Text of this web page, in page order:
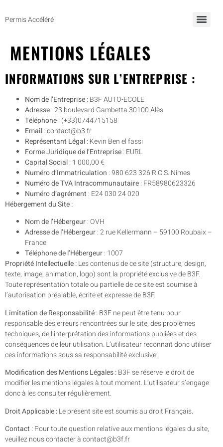
Permis Accéléré
MENTIONS LÉGALES
INFORMATIONS SUR L’ENTREPRISE :
Nom de l’Entreprise: B3F AUTO-ECOLE
Adresse: 23 boulevard Gambetta 30100 Alès
Téléphone: (+33)0744715158
Email: contact@b3.fr
Représentant Légal: Kevin Ben el fassi
Forme Juridique de l’Entreprise: EURL
Capital Social: 1 000,00 €
Numéro d’Immatriculation : 980 623 326 R.C.S. Nimes
Numéro de TVA Intracommunautaire: FR58980623326
Numéro d’agrément : E24 030 24 020
Hébergement du Site :
Nom de l’Hébergeur: OVH
Adresse de l’Hébergeur: 2 rue Kellermann – 59100 Roubaix –
France
Téléphone de l’Hébergeur: 1007
Propriété Intellectuelle :Les contenus de ce site (structure, design,
texte, image, animation, logo) sont la propriété exclusive de B3F.
Toute représentation totale ou partielle de ce site est soumise à
l’autorisation préalable, écrite et expresse de B3F.
Limitation de Responsabilité :B3F ne peut être tenu pour
responsable des erreurs rencontrées sur le site, des problèmes
techniques, de l’interprétation des informations publiées et des
conséquences de leur utilisation. L’utilisateur reconnaît donc utiliser
ces informations sous sa responsabilité exclusive.
Modification des Mentions Légales :B3F se réserve le droit de
modifier les mentions légales à tout moment. L’utilisateur s’engage
donc à les consulter régulièrement.
Droit Applicable :Le présent site est soumis au droit Français.
Contact :Pour toute question relative aux mentions légales du site,
veuillez nous contacter à contact@b3f.fr